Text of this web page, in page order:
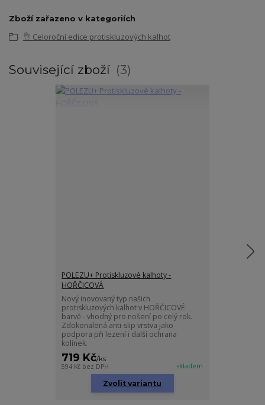
Zboží zařazeno v kategoriích
👌 Celoroční edice protiskluzových kalhot
Související zboží 3
POLEZU+ Protiskluzové kalhoty -
HOŘČICOVÁ
Nový inovovaný typ našich
protiskluzových kalhot v HOŘČICOVÉ
barvě - vhodný pro nošení po celý rok.
Zdokonalená anti-slip vrstva jako
podpora při lezení i další ochrana
kolínek.
719 Kč/ks
594 Kč bez DPH skladem
Zvolit variantu